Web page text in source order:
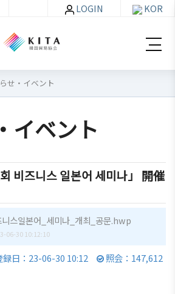
会員
社加
入・
韓企連
入
会
員
社
員会
料
室
お知ら
貿易通
KOR
LOGIN
せ・イベント
イベント
비즈니스 일본어 세미나」 開催
스일본어_세미나_개최_공문.hwp
06-30 10:12:10
録日：23-06-30 10:12 照会：147,612